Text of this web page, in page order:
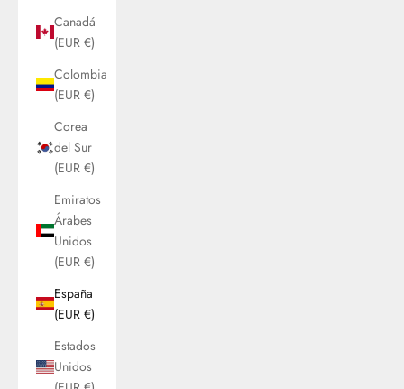
Canadá
(EUR €)
Colombia
(EUR €)
Corea
del Sur
(EUR €)
Emiratos
Árabes
Unidos
(EUR €)
España
(EUR €)
Estados
Unidos